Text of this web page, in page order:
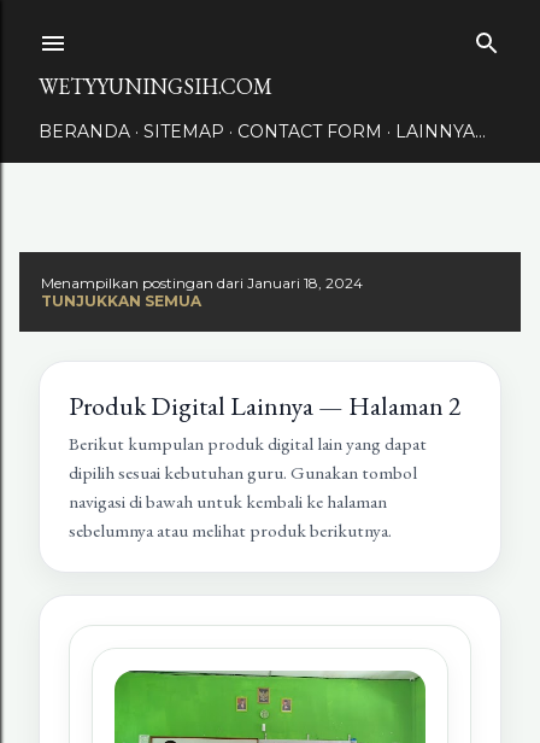
WETYYUNINGSIH.COM
BERANDA SITEMAP CONTACT FORM LAINNYA…
Menampilkan postingan dari Januari 18, 2024
TUNJUKKAN SEMUA
Produk Digital Lainnya — Halaman 2
Berikut kumpulan produk digital lain yang dapat
dipilih sesuai kebutuhan guru. Gunakan tombol
navigasi di bawah untuk kembali ke halaman
sebelumnya atau melihat produk berikutnya.